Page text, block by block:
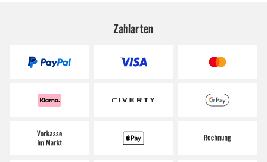
Zahlarten